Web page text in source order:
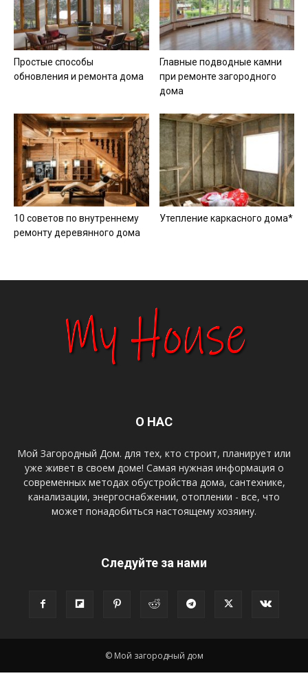
Простые способы
обновления и ремонта дома
Главные подводные камни
при ремонте загородного
дома
10 советов по внутреннему
ремонту деревянного дома
Утепление каркасного дома*
О НАС
Мой Загородный Дом. для тех, кто строит, планирует или
уже живет в своем доме! Самая нужная информация о
современных методах обустройства дома, сантехнике,
канализации, энергоснабжении, отоплении - все, что
может понадобиться настоящему хозяину.
Следуйте за нами
© Мой загородный дом